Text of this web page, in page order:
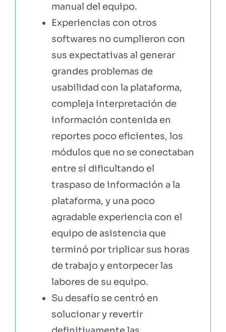
manual del equipo.
Experiencias con otros
softwares no cumplieron con
sus expectativas al generar
grandes problemas de
usabilidad con la plataforma,
compleja interpretación de
información contenida en
reportes poco eficientes, los
módulos que no se conectaban
entre sí dificultando el
traspaso de información a la
plataforma, y una poco
agradable experiencia con el
equipo de asistencia que
terminó por triplicar sus horas
de trabajo y entorpecer las
labores de su equipo.
Su desafío se centró en
solucionar y revertir